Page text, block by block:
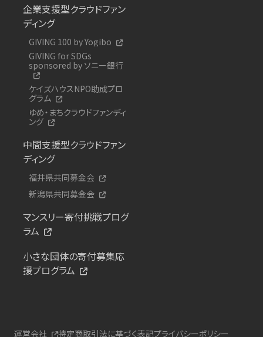
企業支援型クラウドファン
ディング
GIVING 100 by Yogibo
GIVING for SDGs
sponsored by ソニー銀行
ケイズハウスNPO助成プロ
グラム
ゆめ・まちクラウドファンディ
ング
中間支援型クラウドファン
ディング
福井県共同募金会
新潟県共同募金会
マンスリー寄付挑戦プログ
ラム
小さな団体の寄付募集応
援プログラム
運営会社 特定商取引法に基づく表記プライバシーポリシー